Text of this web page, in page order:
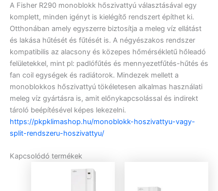
A Fisher R290 monoblokk hőszivattyú választásával egy
komplett, minden igényt is kielégítő rendszert építhet ki.
Otthonában amely egyszerre biztosítja a meleg víz ellátást
és lakása hűtését és fűtését is. A négyészakos rendszer
kompatibilis az alacsony és közepes hőmérsékletű hőleadó
felületekkel, mint pl: padlófűtés és mennyezetfűtés-hűtés és
fan coil egységek és radiátorok. Mindezek mellett a
monoblokkos hőszivattyú tökéletesen alkalmas használati
meleg víz gyártásra is, amit előnykapcsolással és indirekt
tároló beépítésével képes lekezelni.
https://pkpklimashop.hu/monoblokk-hoszivattyu-vagy-
split-rendszeru-hoszivattyu/
Kapcsolódó termékek